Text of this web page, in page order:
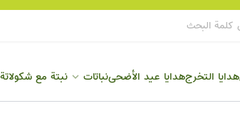
هدايا التخرجهدايا عيد الأضحىنباتات نبتة مع شكولاتة